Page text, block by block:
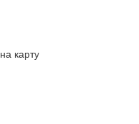
карту